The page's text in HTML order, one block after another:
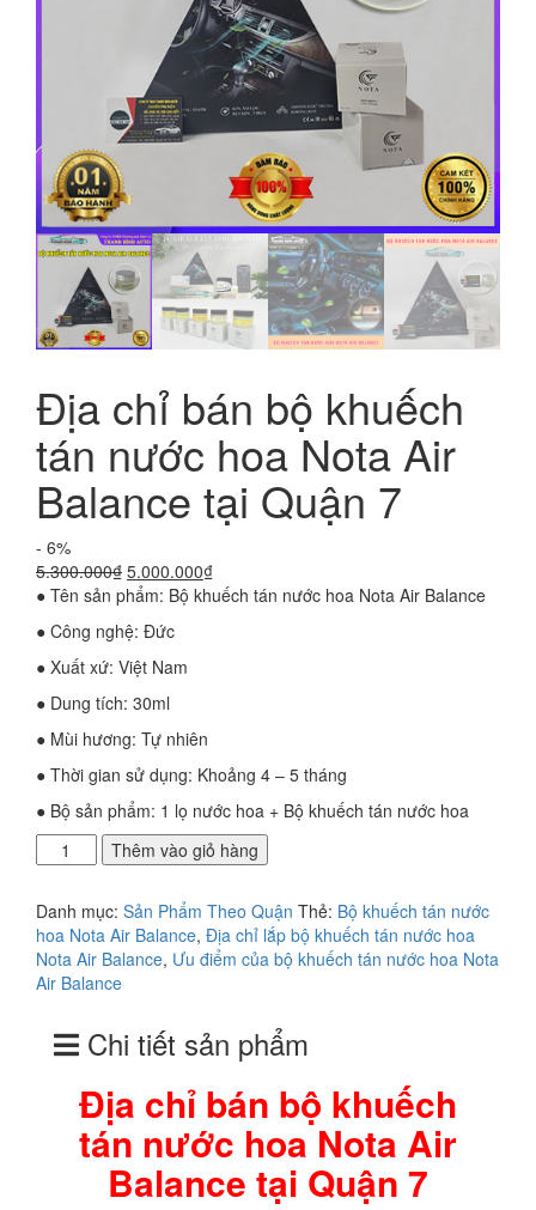
Địa chỉ bán bộ khuếch
tán nước hoa Nota Air
Balance tại Quận 7
- 6%
5.300.000₫ Giá
gốc
5.300.000₫.
5.000.000₫Giá
hiện
● Tên sản phẩm: Bộ khuếch tán nước hoa Nota Air Balance
● Công nghệ: Đức
● Xuất xứ: Việt Nam
● Dung tích: 30ml
● Mùi hương: Tự nhiên
● Thời gian sử dụng: Khoảng 4 – 5 tháng
● Bộ sản phẩm: 1 lọ nước hoa + Bộ khuếch tán nước hoa
chỉ
bộ
khuếch
tán
nước
Nota
Air
Thêm vào giỏ hàng
Danh mục: Sản Phẩm Theo Quận Thẻ: Bộ khuếch tán nước
hoa Nota Air Balance, Địa chỉ lắp bộ khuếch tán nước hoa
Nota Air Balance, Ưu điểm của bộ khuếch tán nước hoa Nota
Air Balance
Chi tiết sản phẩm
Địa chỉ bán bộ khuếch
tán nước hoa Nota Air
Balance tại Quận 7